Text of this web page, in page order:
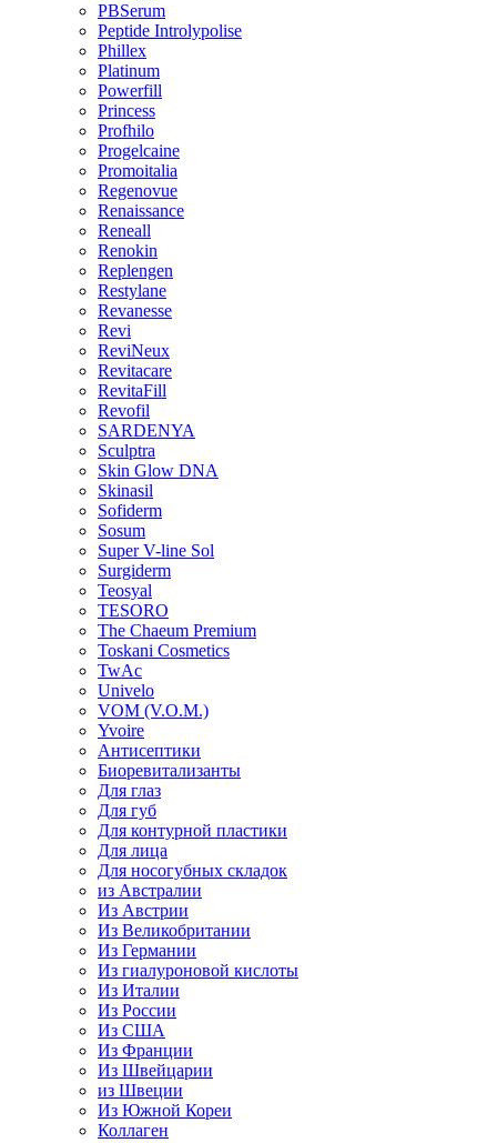
PBSerum
Peptide Introlypolise
Phillex
Platinum
Powerfill
Princess
Profhilo
Progelcaine
Promoitalia
Regenovue
Renaissance
Reneall
Renokin
Replengen
Restylane
Revanesse
Revi
ReviNeux
Revitacare
RevitaFill
Revofil
SARDENYA
Sculptra
Skin Glow DNA
Skinasil
Sofiderm
Sosum
Super V-line Sol
Surgiderm
Teosyal
TESORO
The Chaeum Premium
Toskani Cosmetics
TwAc
Univelo
VOM (V.O.M.)
Yvoire
Антисептики
Биоревитализанты
Для глаз
Для губ
Для контурной пластики
Для лица
Для носогубных складок
из Австралии
Из Австрии
Из Великобритании
Из Германии
Из гиалуроновой кислоты
Из Италии
Из России
Из США
Из Франции
Из Швейцарии
из Швеции
Из Южной Кореи
Коллаген